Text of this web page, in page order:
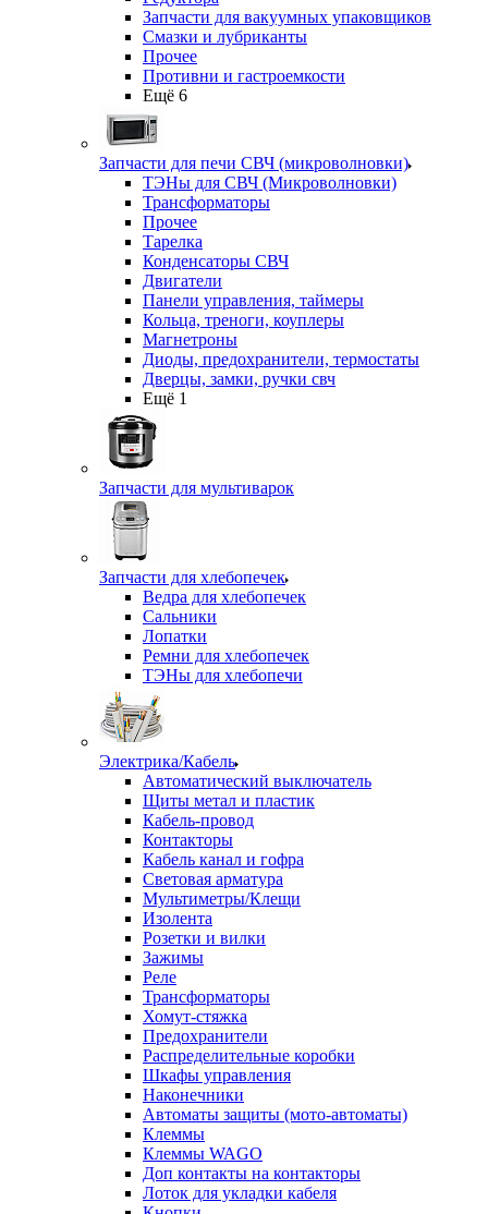
Запчасти для вакуумных упаковщиков
Смазки и лубриканты
Прочее
Противни и гастроемкости
Ещё 6
Запчасти для печи СВЧ (микроволновки)
ТЭНы для СВЧ (Микроволновки)
Трансформаторы
Прочее
Тарелка
Конденсаторы СВЧ
Двигатели
Панели управления, таймеры
Кольца, треноги, коуплеры
Магнетроны
Диоды, предохранители, термостаты
Дверцы, замки, ручки свч
Ещё 1
Запчасти для мультиварок
Запчасти для хлебопечек
Ведра для хлебопечек
Сальники
Лопатки
Ремни для хлебопечек
ТЭНы для хлебопечи
Электрика/Кабель
Автоматический выключатель
Щиты метал и пластик
Кабель-провод
Контакторы
Кабель канал и гофра
Световая арматура
Мультиметры/Клещи
Изолента
Розетки и вилки
Зажимы
Реле
Трансформаторы
Хомут-стяжка
Предохранители
Распределительные коробки
Шкафы управления
Наконечники
Автоматы защиты (мото-автоматы)
Клеммы
Клеммы WAGO
Доп контакты на контакторы
Лоток для укладки кабеля